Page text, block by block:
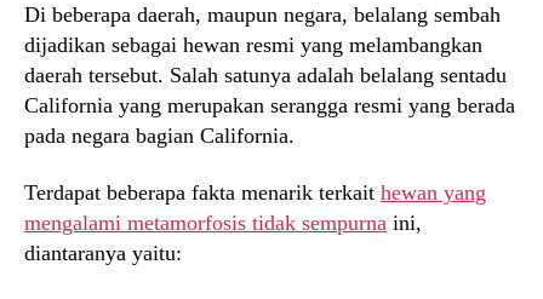
Di beberapa daerah, maupun negara, belalang sembah
dijadikan sebagai hewan resmi yang melambangkan
daerah tersebut. Salah satunya adalah belalang sentadu
California yang merupakan serangga resmi yang berada
pada negara bagian California.
Terdapat beberapa fakta menarik terkait hewan yang
mengalami metamorfosis tidak sempurna ini,
diantaranya yaitu: